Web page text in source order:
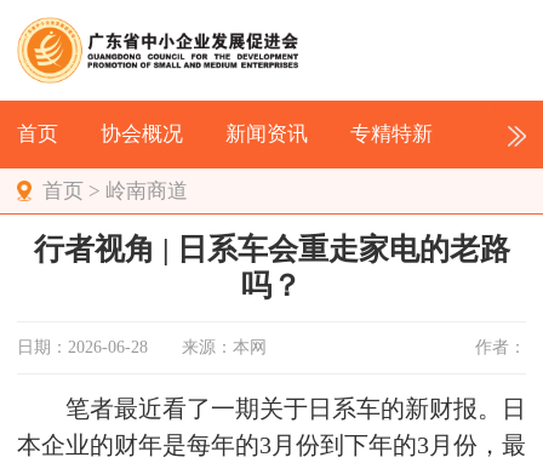
首页 协会概况 新闻资讯 专精特新
首页 > 岭南商道
行者视角 | 日系车会重走家电的老路
吗？
日期：2026-06-28 来源：本网 作者：
笔者最近看了一期关于日系车的新财报。日
本企业的财年是每年的3月份到下年的3月份，最